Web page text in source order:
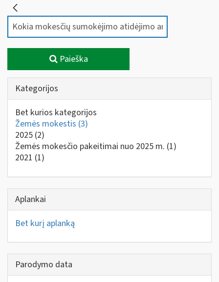
Paieška
Kategorijos
Bet kurios kategorijos
Žemės mokestis (3)
2025 (2)
Žemės mokesčio pakeitimai nuo 2025 m. (1)
2021 (1)
Aplankai
Bet kurį aplanką
Parodymo data